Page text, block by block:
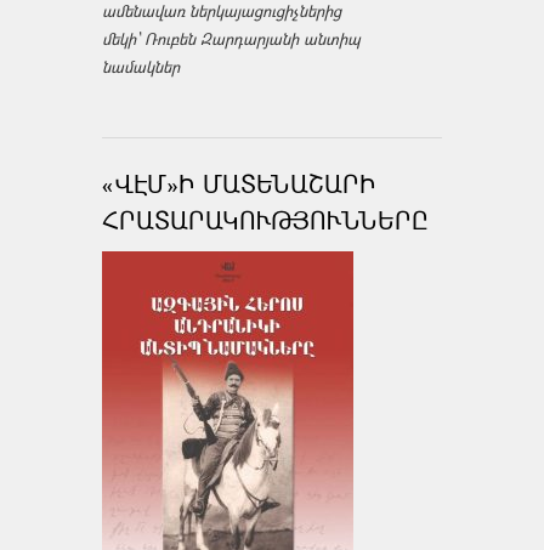
ամենավառ ներկայացուցիչներից
մեկի՝ Ռուբեն Զարդարյանի անտիպ
նամակներ
«ՎԷՄ»Ի ՄԱՏԵՆԱՇԱՐԻ
ՀՐԱՏԱՐԱԿՈՒԹՅՈՒՆՆԵՐԸ